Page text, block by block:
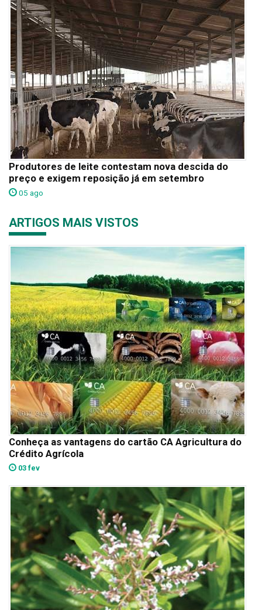
Produtores de leite contestam nova descida do
preço e exigem reposição já em setembro
05 ago
ARTIGOS MAIS VISTOS
Conheça as vantagens do cartão CA Agricultura do
Crédito Agrícola
03 fev